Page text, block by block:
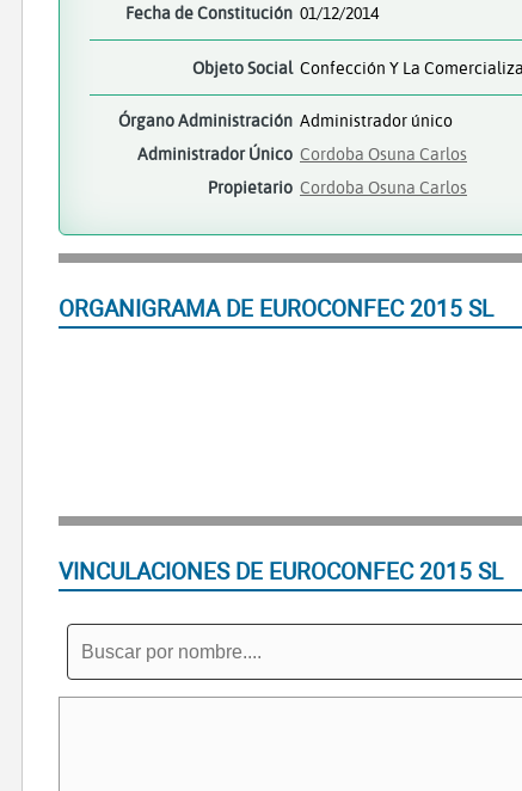
Fecha de Constitución 01/12/2014
Objeto Social Confección Y La
Órgano Administración Administrador único
Administrador Único Cordoba Osuna Carlos
Propietario Cordoba Osuna Carlos
ORGANIGRAMA DE EUROCONFEC 2015 SL
VINCULACIONES DE EUROCONFEC 2015 SL